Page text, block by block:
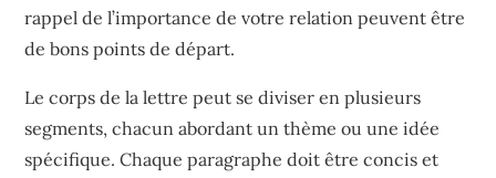
rappel de l’importance de votre relation peuvent être
de bons points de départ.
Le corps de la lettre peut se diviser en plusieurs
segments, chacun abordant un thème ou une idée
spécifique. Chaque paragraphe doit être concis et